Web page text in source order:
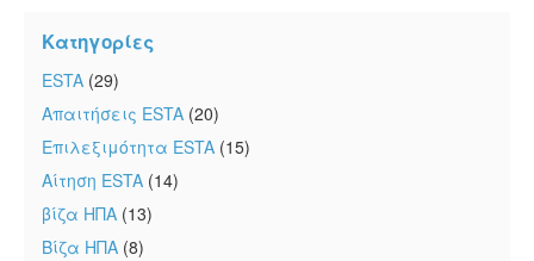
Κατηγορίες
ESTA (29)
Απαιτήσεις ESTA (20)
Επιλεξιμότητα ESTA (15)
Αίτηση ESTA (14)
βίζα ΗΠΑ (13)
Βίζα ΗΠΑ (8)